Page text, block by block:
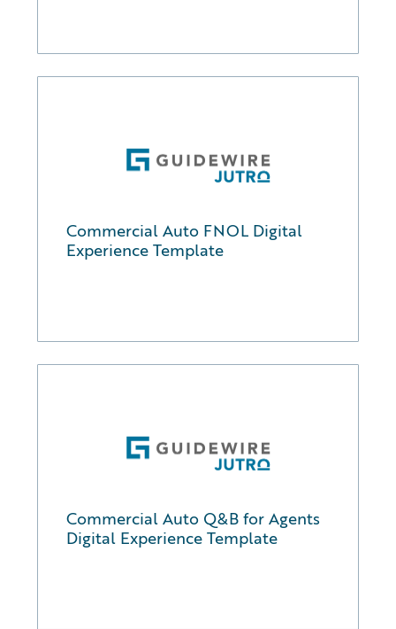
Commercial Auto FNOL Digital
Experience Template
Commercial Auto Q&B for Agents
Digital Experience Template